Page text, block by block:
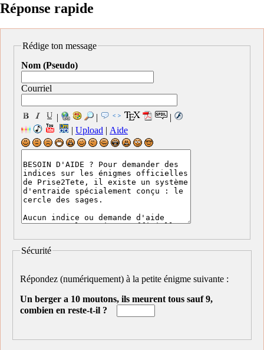
Réponse rapide
Rédige ton message
Nom (Pseudo)
Courriel
| |
|
| Upload | Aide
Sécurité
Répondez (numériquement) à la petite énigme suivante :
Un berger a 10 moutons, ils meurent tous sauf 9,
combien en reste-t-il ?